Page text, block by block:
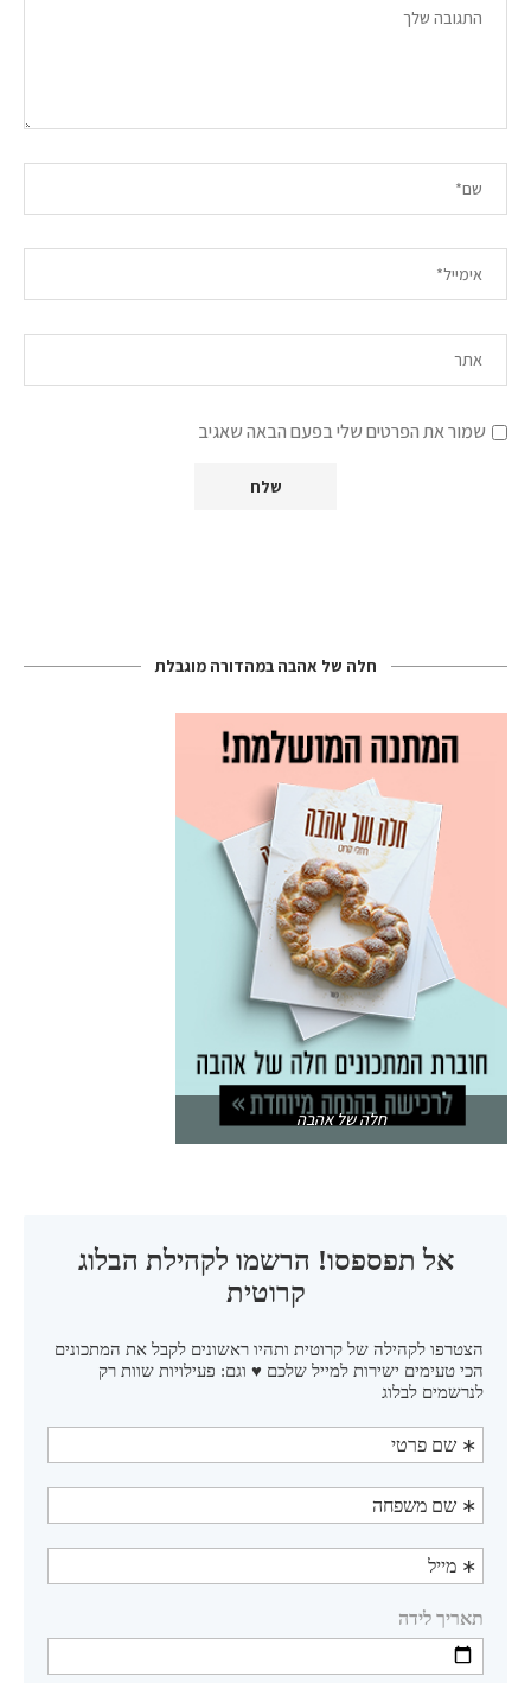
שמור את הפרטים שלי בפעם הבאה שאגיב
חלה של אהבה במהדורה מוגבלת
חלה של אהבה